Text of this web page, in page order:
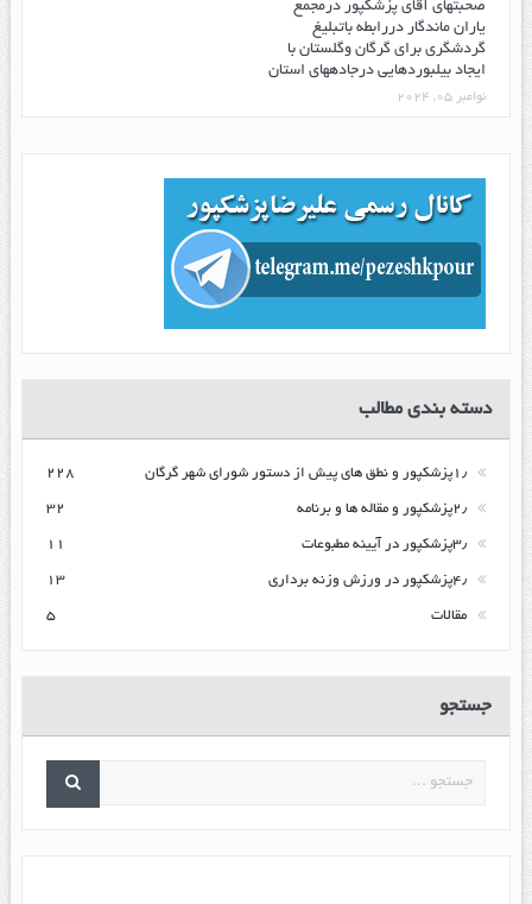
صحبتهای آقای پزشکپور درمجمع
یاران ماندگار دررابطه باتبلیغ
گردشگری برای گرگان وگلستان با
ایجاد بیلبوردهایی درجادههای استان
نوامبر 05, 2024
دسته بندی مطالب
۱٫پزشکپور و نطق های پیش از دستور شورای شهر گرگان ۲۲۸
۲٫پزشکپور و مقاله ها و برنامه ۳۲
۳٫پزشکپور در آیینه مطبوعات ۱۱
۴٫پزشکپور در ورزش وزنه برداری ۱۳
مقالات ۵
جستجو